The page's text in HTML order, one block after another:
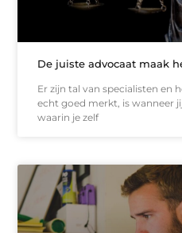
De juiste advocaat maak
Er zijn tal van specialisten en
echt goed merkt, is wanneer
waarin je zelf